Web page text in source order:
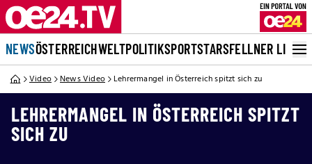
NEWSÖSTERREICHWELTPOLITIKSPORTSTARSFELLNER LIVE
Video News Video Lehrermangel in Österreich spitzt sich zu
LEHRERMANGEL IN ÖSTERREICH SPITZT
SICH ZU